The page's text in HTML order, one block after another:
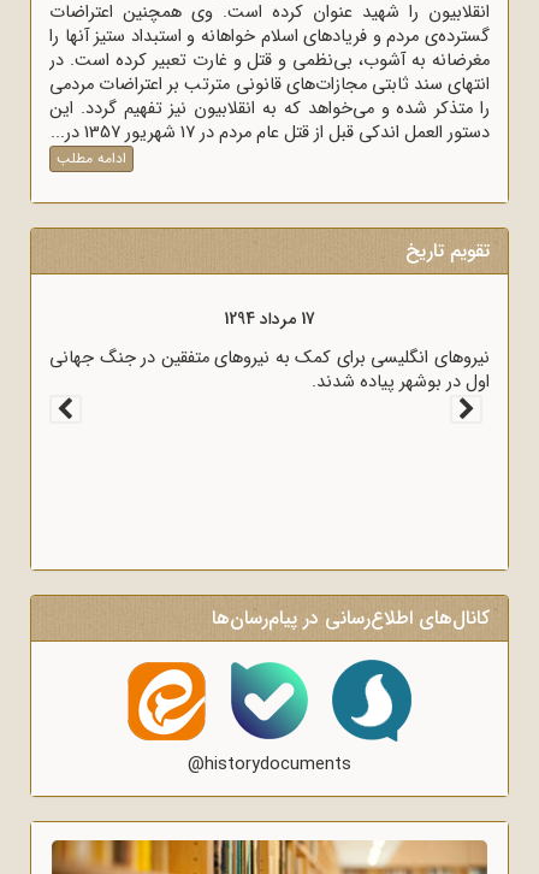
انقلابیون را شهید عنوان کرده است. وی همچنین اعتراضات
گسترده‌ی مردم و فریادهای اسلام خواهانه و استبداد ستیز آنها را
مغرضانه به آشوب، بی‌نظمی و قتل و غارت تعبیر کرده است. در
انتهای سند ثابتی مجازات‌های قانونی مترتب بر اعتراضات مردمی
را متذکر شده و می‌خواهد که به انقلابیون نیز تفهیم گردد. این
دستور العمل اندکی قبل از قتل عام مردم در 17 شهریور 1357 در...
ادامه مطلب
تقویم تاریخ
نیروهای انگلیسی برای کمک1919 که عملاً ایران را مستعمره انگلستان می‌کرد، به وسیله
امضا شد.
کانال‌های اطلاع‌رسانی در پیام‌رسان‌ها
@historydocuments